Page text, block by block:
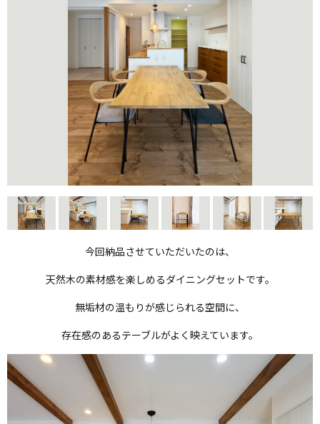
今回納品させていただいたのは、
天然木の素材感を楽しめるダイニングセットです。
無垢材の温もりが感じられる空間に、
存在感のあるテーブルがよく映えています。